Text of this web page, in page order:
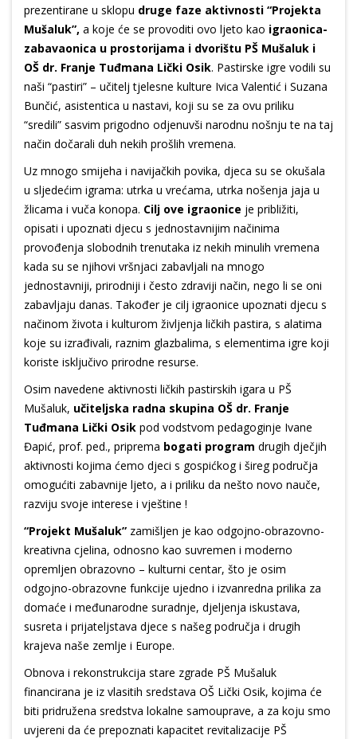
prezentirane u sklopu druge faze aktivnosti “Projekta
Mušaluk”, a koje će se provoditi ovo ljeto kao igraonica-
zabavaonica u prostorijama i dvorištu PŠ Mušaluk i
OŠ dr. Franje Tuđmana Lički Osik. Pastirske igre vodili su
naši “pastiri” – učitelj tjelesne kulture Ivica Valentić i Suzana
Bunčić, asistentica u nastavi, koji su se za ovu priliku
“sredili” sasvim prigodno odjenuvši narodnu nošnju te na taj
način dočarali duh nekih prošlih vremena.
Uz mnogo smijeha i navijačkih povika, djeca su se okušala
u sljedećim igrama: utrka u vrećama, utrka nošenja jaja u
žlicama i vuča konopa. Cilj ove igraonice je približiti,
opisati i upoznati djecu s jednostavnijim načinima
provođenja slobodnih trenutaka iz nekih minulih vremena
kada su se njihovi vršnjaci zabavljali na mnogo
jednostavniji, prirodniji i često zdraviji način, nego li se oni
zabavljaju danas. Također je cilj igraonice upoznati djecu s
načinom života i kulturom življenja ličkih pastira, s alatima
koje su izrađivali, raznim glazbalima, s elementima igre koji
koriste isključivo prirodne resurse.
Osim navedene aktivnosti ličkih pastirskih igara u PŠ
Mušaluk, učiteljska radna skupina OŠ dr. Franje
Tuđmana Lički Osik pod vodstvom pedagoginje Ivane
Đapić, prof. ped., priprema bogati program drugih dječjih
aktivnosti kojima ćemo djeci s gospićkog i šireg područja
omogućiti zabavnije ljeto, a i priliku da nešto novo nauče,
razviju svoje interese i vještine !
“Projekt Mušaluk” zamišljen je kao odgojno-obrazovno-
kreativna cjelina, odnosno kao suvremen i moderno
opremljen obrazovno – kulturni centar, što je osim
odgojno-obrazovne funkcije ujedno i izvanredna prilika za
domaće i međunarodne suradnje, djeljenja iskustava,
susreta i prijateljstava djece s našeg područja i drugih
krajeva naše zemlje i Europe.
Obnova i rekonstrukcija stare zgrade PŠ Mušaluk
financirana je iz vlasitih sredstava OŠ Lički Osik, kojima će
biti pridružena sredstva lokalne samouprave, a za koju smo
uvjereni da će prepoznati kapacitet revitalizacije PŠ